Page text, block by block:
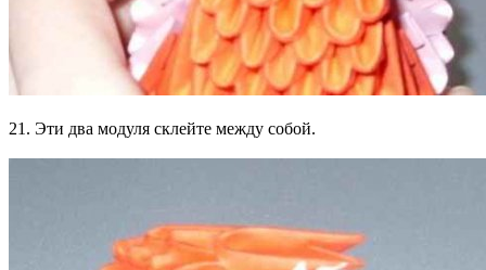
21. Эти два модуля склейте между собой.